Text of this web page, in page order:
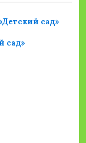
сад»
сад»